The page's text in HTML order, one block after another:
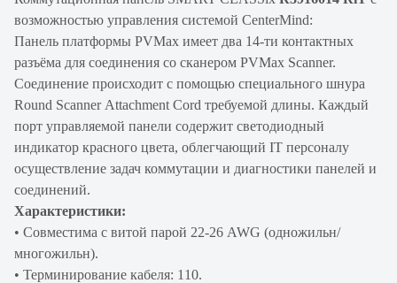
возможностью управления системой CenterMind:
Панель платформы PVMax имеет два 14-ти контактных
разъёма для соединения со сканером PVMax Scanner.
Соединение происходит с помощью специального шнура
Round Scanner Attachment Cord требуемой длины. Каждый
порт управляемой панели содержит светодиодный
индикатор красного цвета, облегчающий IT персоналу
осуществление задач коммутации и диагностики панелей и
соединений.
Характеристики:
• Совместима с витой парой 22-26 AWG (одножильн/
многожильн).
• Терминирование кабеля: 110.